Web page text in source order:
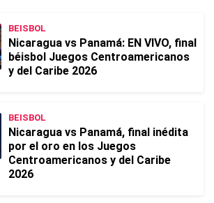
BEISBOL
Nicaragua vs Panamá: EN VIVO, final
béisbol Juegos Centroamericanos
y del Caribe 2026
BEISBOL
Nicaragua vs Panamá, final inédita
por el oro en los Juegos
Centroamericanos y del Caribe
2026